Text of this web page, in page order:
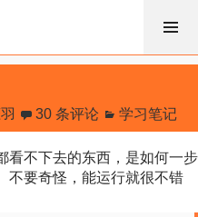
30 条评论 学习笔记
看不下去的东西，是如何一步
不要奇怪，能运行就很不错